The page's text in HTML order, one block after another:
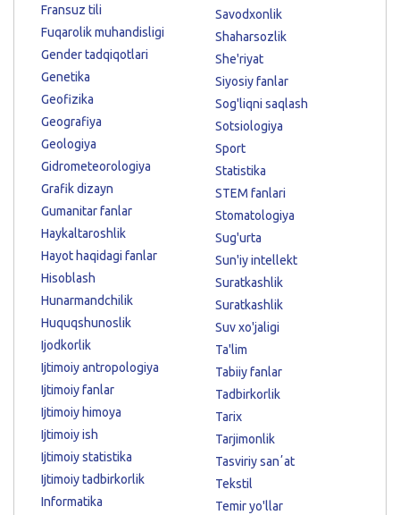
Fransuz tili
Fuqarolik muhandisligi
Gender tadqiqotlari
Genetika
Geofizika
Geografiya
Geologiya
Gidrometeorologiya
Grafik dizayn
Gumanitar fanlar
Haykaltaroshlik
Hayot haqidagi fanlar
Hisoblash
Hunarmandchilik
Huquqshunoslik
Ijodkorlik
Ijtimoiy antropologiya
Ijtimoiy fanlar
Ijtimoiy himoya
Ijtimoiy ish
Ijtimoiy statistika
Ijtimoiy tadbirkorlik
Informatika
Savodxonlik
Shaharsozlik
She'riyat
Siyosiy fanlar
Sog'liqni saqlash
Sotsiologiya
Sport
Statistika
STEM fanlari
Stomatologiya
Sug'urta
Sun'iy intellekt
Suratkashlik
Suratkashlik
Suv xo'jaligi
Ta'lim
Tabiiy fanlar
Tadbirkorlik
Tarix
Tarjimonlik
Tasviriy sanʼat
Tekstil
Temir yo'llar